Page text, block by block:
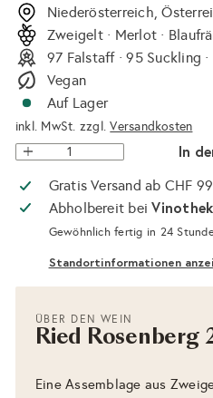
Preis
Niederösterreich,
Zweigelt · Merlot ·
97 Falstaff · 95 Suckling
Vegan
Auf Lager
inkl. MwSt. zzgl.Versandkosten
In
Gratis Versand ab CHF 99
Abholbereit bei
Gewöhnlich fertig in 24
Standortinformationen
ÜBER DEN WEIN
Ried Rosenberg
Eine Assemblage aus